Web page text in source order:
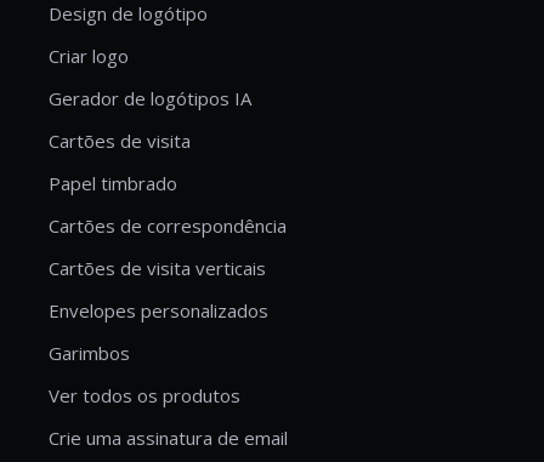
Design de logótipo
Criar logo
Gerador de logótipos IA
Cartões de visita
Papel timbrado
Cartões de correspondência
Cartões de visita verticais
Envelopes personalizados
Garimbos
Ver todos os produtos
Crie uma assinatura de email